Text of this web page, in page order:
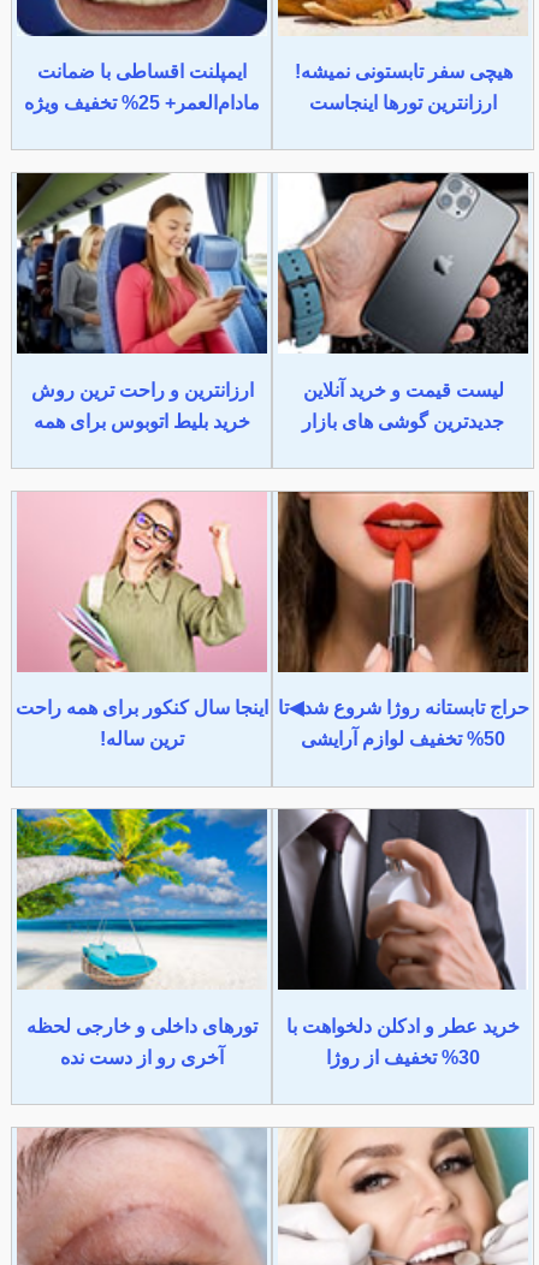
هیچی سفر تابستونی نمیشه!
ارزانترین تورها اینجاست
ایمپلنت اقساطی با ضمانت
مادام‌العمر+ 25% تخفیف ویژه
لیست قیمت و خرید آنلاین
جدیدترین گوشی های بازار
ارزانترین و راحت ترین روش
خرید بلیط اتوبوس برای همه
حراج تابستانه روژا شروع شد◀تا
50% تخفیف لوازم آرایشی
اینجا سال کنکور برای همه راحت
ترین ساله!
خرید عطر و ادکلن دلخواهت با
30% تخفیف از روژا
تورهای داخلی و خارجی لحظه
آخری رو از دست نده